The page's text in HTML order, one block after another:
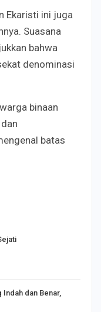
Ekaristi ini juga
Suasana
bahwa
denominasi
binaan
batas
Indah dan Benar,